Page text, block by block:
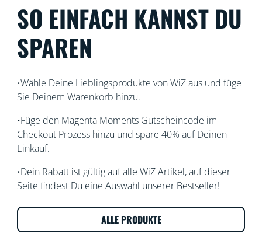
SO EINFACH KANNST DU
SPAREN
•Wähle Deine Lieblingsprodukte von WiZ aus und füge
Sie Deinem Warenkorb hinzu.
•Füge den Magenta Moments Gutscheincode im
Checkout Prozess hinzu und spare 40% auf Deinen
Einkauf.
•Dein Rabatt ist gültig auf alle WiZ Artikel, auf dieser
Seite findest Du eine Auswahl unserer Bestseller!
ALLE PRODUKTE